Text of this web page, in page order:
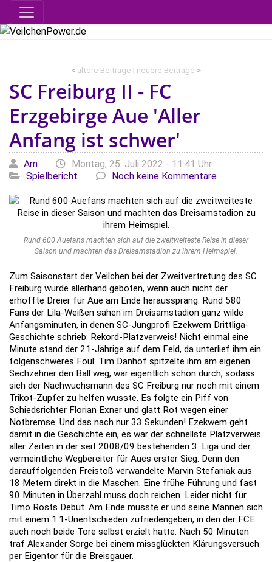
< ältere Beiträge | neuere Beiträge >
SC Freiburg II - FC
Erzgebirge Aue 'Aller
Anfang ist schwer'
Geschrieben von
Arn am Montag, 25. Juli 2022 - 11:41 Uhr
Spielbericht
Noch keine Kommentare
Rund 600 Auefans machten sich auf die zweitweiteste Reise in dieser
Saison und machten das Dreisamstadion zu ihrem Heimspiel.
Zum Saisonstart der Veilchen bei der Zweitvertretung des SC
Freiburg wurde allerhand geboten, wenn auch nicht der
erhoffte Dreier für Aue am Ende heraussprang. Rund 580
Fans der Lila-Weißen sahen im Dreisamstadion ganz wilde
Anfangsminuten, in denen SC-Jungprofi Ezekwem Drittliga-
Geschichte schrieb: Rekord-Platzverweis! Nicht einmal eine
Minute stand der 21-Jährige auf dem Feld, da unterlief ihm ein
folgenschweres Foul: Tim Danhof spitzelte ihm am eigenen
Sechzehner den Ball weg, war eigentlich schon durch, sodass
sich der Nachwuchsmann des SC Freiburg nur noch mit einem
Trikot-Zupfer zu helfen wusste. Es folgte ein Piff von
Schiedsrichter Florian Exner und glatt Rot wegen einer
Notbremse. Und das nach nur 33 Sekunden! Ezekwem geht
damit in die Geschichte ein, es war der schnellste Platzverweis
aller Zeiten in der seit 2008/09 bestehenden 3. Liga und der
vermeintliche Wegbereiter für Aues erster Sieg. Denn den
darauffolgenden Freistoß verwandelte Marvin Stefaniak aus
18 Metern direkt in die Maschen. Eine frühe Führung und fast
90 Minuten in Überzahl muss doch reichen. Leider nicht für
Timo Rosts Debüt. Am Ende musste er und seine Mannen sich
mit einem 1:1-Unentschieden zufriedengeben, in den der FCE
auch noch beide Tore selbst erzielt hatte. Nach 50 Minuten
traf Alexander Sorge bei einem missglückten Klärungsversuch
per Eigentor für die Breisgauer.